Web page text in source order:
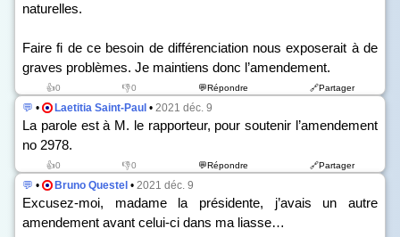
naturelles.
Faire fi de ce besoin de différenciation nous exposerait à de
graves problèmes. Je maintiens donc l’amendement.
👍0 👎0 💬Répondre 🔗Partager
💬 • Laetitia Saint-Paul • 2021 déc. 9
La parole est à M. le rapporteur, pour soutenir l’amendement
no 2978.
👍0 👎0 💬Répondre 🔗Partager
💬 • Bruno Questel • 2021 déc. 9
Excusez-moi, madame la présidente, j’avais un autre
amendement avant celui-ci dans ma liasse…